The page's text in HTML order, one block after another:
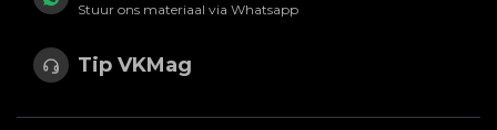
Stuur ons materiaal via Whatsapp
Tip VKMag